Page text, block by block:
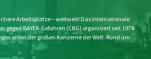
Arbeitsplätze – weltweit! Das internationale
gegen BAYER-Gefahren (CBG) organisiert seit 1978
einen der großen Konzerne der Welt. Rund um